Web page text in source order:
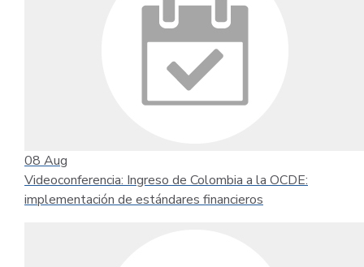
08 Aug
Videoconferencia: Ingreso de Colombia a la OCDE:
implementación de estándares financieros